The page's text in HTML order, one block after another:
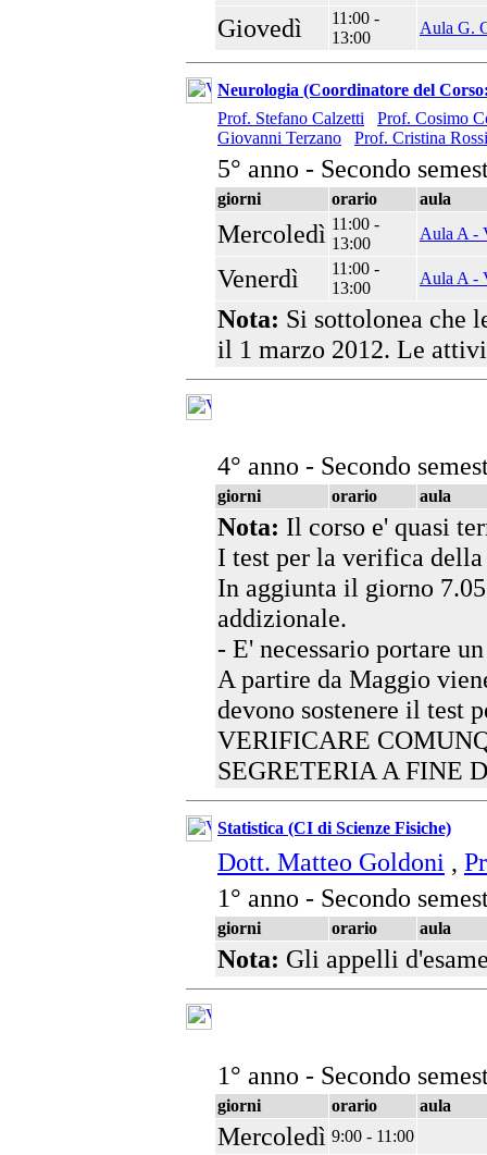
Giovedì
11:00 -
13:00
Aula G.
Neurologia (Coordinatore del
Prof. Stefano Calzetti
Prof. Cosimo
Giovanni Terzano
Prof. Cristina Rossi
5° anno - Secondo
giorni orario aula
Mercoledì 11:00 -
13:00
Aula A -
Venerdì
11:00 -
13:00
Aula A -
Nota: Si sottolonea che
il 1 marzo 2012. Le
4° anno - Secondo
giorni orario aula
Nota: Il corso e' quasi
I test per la verifica
In aggiunta il giorno
addizionale.
- E' necessario portare
A partire da Maggio
devono sostenere il test
VERIFICARE
SEGRETERIA A FINE
Statistica (CI di Scienze Fisiche)
Dott. Matteo Goldoni ,
1° anno - Secondo
giorni orario aula
Nota: Gli appelli
1° anno - Secondo
giorni orario aula
Mercoledì 9:00 - 11:00